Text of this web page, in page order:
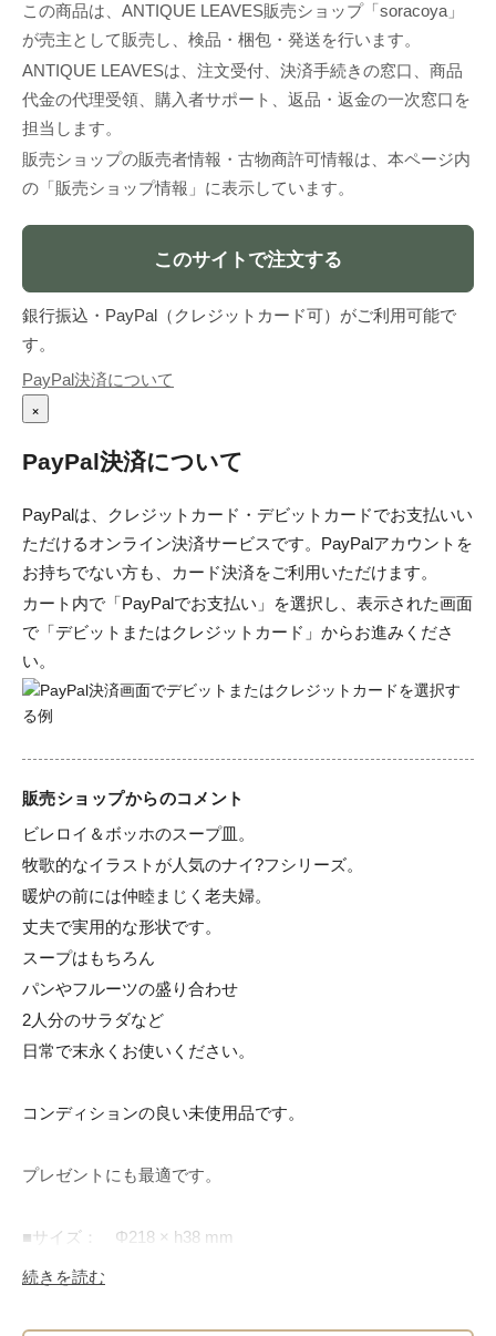
この商品は、ANTIQUE LEAVES販売ショップ「soracoya」
が売主として販売し、検品・梱包・発送を行います。
ANTIQUE LEAVESは、注文受付、決済手続きの窓口、商品
代金の代理受領、購入者サポート、返品・返金の一次窓口を
担当します。
販売ショップの販売者情報・古物商許可情報は、本ページ内
の「販売ショップ情報」に表示しています。
このサイトで注文する
銀行振込・PayPal（クレジットカード可）がご利用可能で
す。
PayPal決済について
×
PayPal決済について
PayPalは、クレジットカード・デビットカードでお支払いい
ただけるオンライン決済サービスです。PayPalアカウントを
お持ちでない方も、カード決済をご利用いただけます。
カート内で「PayPalでお支払い」を選択し、表示された画面
で「デビットまたはクレジットカード」からお進みくださ
い。
販売ショップからのコメント
ビレロイ＆ボッホのスープ皿。
牧歌的なイラストが人気のナイ?フシリーズ。
暖炉の前には仲睦まじく老夫婦。
丈夫で実用的な形状です。
スープはもちろん
パンやフルーツの盛り合わせ
2人分のサラダなど
日常で末永くお使いください。
コンディションの良い未使用品です。
プレゼントにも最適です。
■サイズ：　Φ218 × h38 mm
■素材： 陶磁器
■入荷数：　1
続きを読む